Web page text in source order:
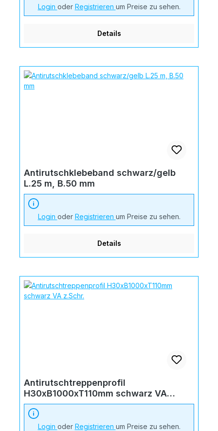
Login oder Registrieren um Preise zu sehen.
Details
Antirutschklebeband schwarz/gelb
L.25 m, B.50 mm
Login oder Registrieren um Preise zu sehen.
Details
Antirutschtreppenprofil
H30xB1000xT110mm schwarz VA
z.Schr.
Login oder Registrieren um Preise zu sehen.